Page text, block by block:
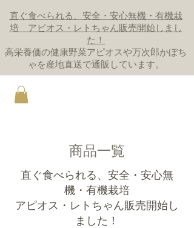
直ぐ食べられる、安全・安心無機・有機栽
培 アピオス・レトちゃん販売開始しまし
た！
高栄養価の健康野菜アピオスや万次郎かぼち
ゃを産地直送で通販しています。
商品一覧
直ぐ食べられる、安全・安心無
機・有機栽培
アピオス・レトちゃん販売開始し
ました！